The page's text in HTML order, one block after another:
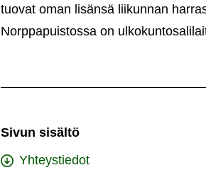
tuovat oman lisänsä liikunnan
Norppapuistossa on
Sivun sisältö
Yhteystiedot